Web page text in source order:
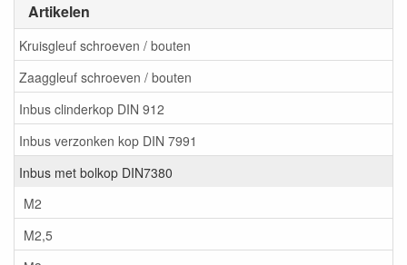
Artikelen
Kruisgleuf schroeven / bouten
Zaaggleuf schroeven / bouten
Inbus clinderkop DIN 912
Inbus verzonken kop DIN 7991
Inbus met bolkop DIN7380
M2
M2,5